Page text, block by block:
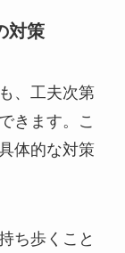
対策
、工夫次第
きます。こ
体的な対策
ち歩くこと